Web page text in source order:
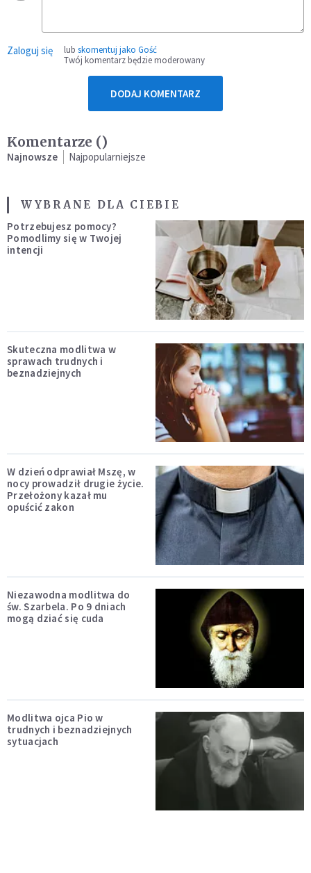
Zaloguj się lub skomentuj jako Gość
Twój komentarz będzie moderowany
DODAJ KOMENTARZ
Komentarze ()
Najnowsze Najpopularniejsze
WYBRANE DLA CIEBIE
Potrzebujesz pomocy?
Pomodlimy się w Twojej
intencji
Skuteczna modlitwa w
sprawach trudnych i
beznadziejnych
W dzień odprawiał Mszę, w
nocy prowadził drugie życie.
Przełożony kazał mu
opuścić zakon
Niezawodna modlitwa do
św. Szarbela. Po 9 dniach
mogą dziać się cuda
Modlitwa ojca Pio w
trudnych i beznadziejnych
sytuacjach